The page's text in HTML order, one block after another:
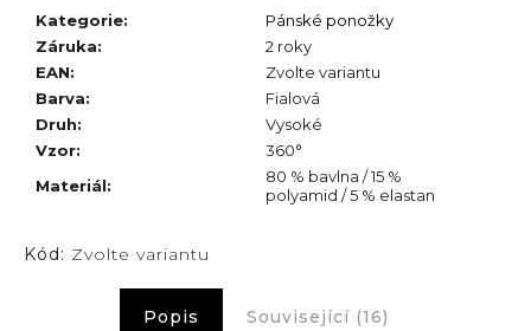
Kategorie:
Pánské ponožky
Záruka:
2 roky
EAN:
Zvolte variantu
Barva:
Fialová
Druh:
Vysoké
Vzor:
360°
Materiál:
80 % bavlna / 15 %
polyamid / 5 % elastan
Kód: Zvolte variantu
Popis Související (16)